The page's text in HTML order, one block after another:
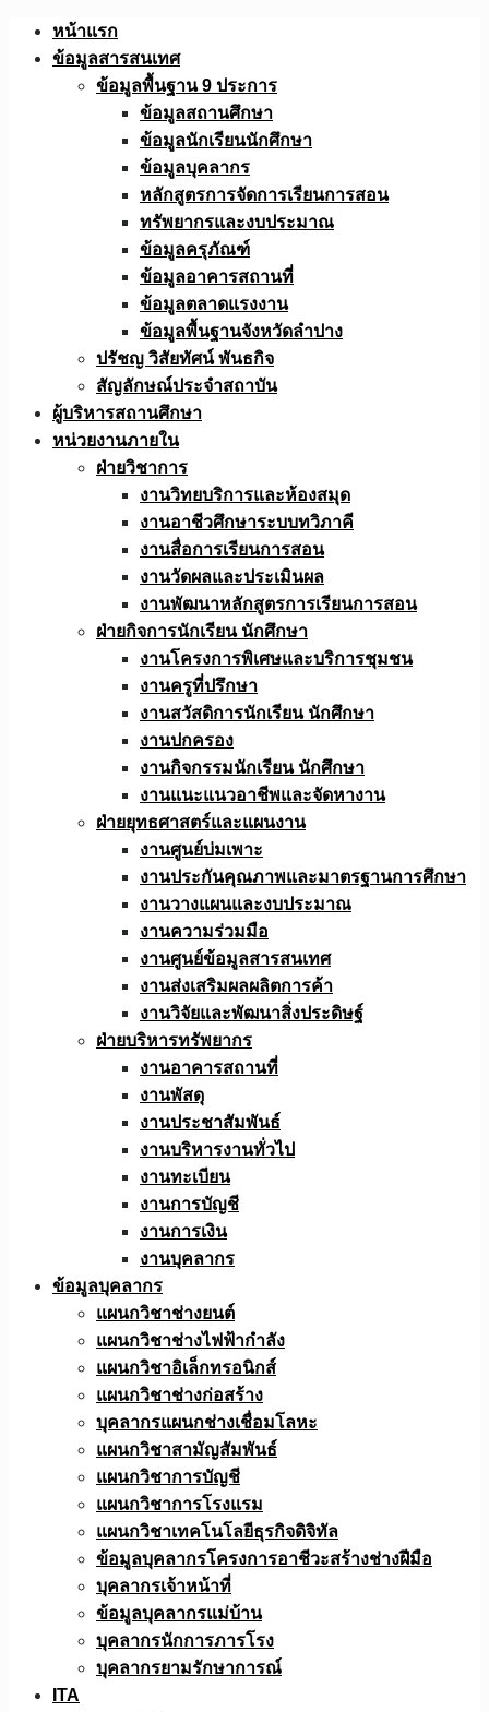
Skip
หน้าแรก
ข้อมูลสารสนเทศ
ข้อมูลพื้นฐาน 9 ประการ
ข้อมูลสถานศึกษา
ข้อมูลนักเรียนนักศึกษา
ข้อมูลบุคลากร
หลักสูตรการจัดการเรียนการสอน
ทรัพยากรและงบประมาณ
ข้อมูลครุภัณฑ์
ข้อมูลอาคารสถานที่
ข้อมูลตลาดแรงงาน
ข้อมูลพื้นฐานจังหวัดลำปาง
ปรัชญ วิสัยทัศน์ พันธกิจ
สัญลักษณ์ประจำสถาบัน
ผู้บริหารสถานศึกษา
หน่วยงานภายใน
ฝ่ายวิชาการ
งานวิทยบริการและห้องสมุด
งานอาชีวศึกษาระบบทวิภาคี
งานสื่อการเรียนการสอน
งานวัดผลและประเมินผล
งานพัฒนาหลักสูตรการเรียนการสอน
ฝ่ายกิจการนักเรียน นักศึกษา
งานโครงการพิเศษและบริการชุมชน
งานครูที่ปรึกษา
งานสวัสดิการนักเรียน นักศึกษา
งานปกครอง
งานกิจกรรมนักเรียน นักศึกษา
งานแนะแนวอาชีพและจัดหางาน
ฝ่ายยุทธศาสตร์และแผนงาน
งานศูนย์บ่มเพาะ
งานประกันคุณภาพและมาตรฐานการศึกษา
งานวางแผนและงบประมาณ
งานความร่วมมือ
งานศูนย์ข้อมูลสารสนเทศ
งานส่งเสริมผลผลิตการค้า
งานวิจัยและพัฒนาสิ่งประดิษฐ์
ฝ่ายบริหารทรัพยากร
งานอาคารสถานที่
งานพัสดุ
งานประชาสัมพันธ์
งานบริหารงานทั่วไป
งานทะเบียน
งานการบัญชี
งานการเงิน
งานบุคลากร
ข้อมูลบุคลากร
แผนกวิชาช่างยนต์
แผนกวิชาช่างไฟฟ้ากำลัง
แผนกวิชาอิเล็กทรอนิกส์
แผนกวิชาช่างก่อสร้าง
บุคลากรแผนกช่างเชื่อมโลหะ
แผนกวิชาสามัญสัมพันธ์
แผนกวิชาการบัญชี
แผนกวิชาการโรงแรม
แผนกวิชาเทคโนโลยีธุรกิจดิจิทัล
ข้อมูลบุคลากรโครงการอาชีวะสร้างช่างฝีมือ
บุคลากรเจ้าหน้าที่
ข้อมูลบุคลากรแม่บ้าน
บุคลากรนักการภารโรง
บุคลากรยามรักษาการณ์
ITA